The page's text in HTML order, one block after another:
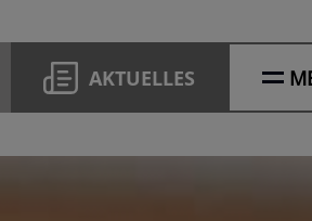
AKTUELLES